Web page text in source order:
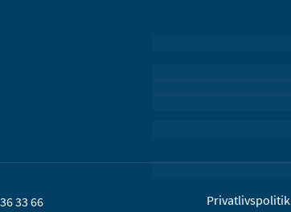
33 66 Privatlivspolitik